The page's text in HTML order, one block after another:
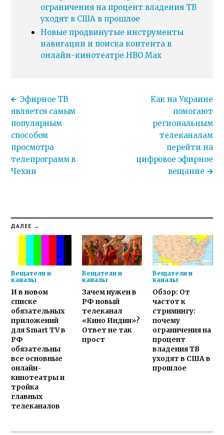
ограничения на процент владения ТВ
уходят в США в прошлое
Новые продвинутые инструменты
навигации и поиска контента в
онлайн-кинотеатре HBO Max
Эфирное ТВ
является самым
популярным
способом
просмотра
телепрограмм в
Чехии
Как на Украине
помогают
региональным
телеканалам
перейти на
цифровое эфирное
вещание
ДАЛЕЕ →
Вещатели и
каналы
И в новом
списке
обязательных
приложений
для Smart TV в
РФ
обязательны
все основные
онлайн-
кинотеатры и
тройка
главных
телеканалов
Вещатели и
каналы
Зачем нужен в
РФ новый
телеканал
«Кино Индии»?
Ответ не так
прост
Вещатели и
каналы
Обзор: От
частот к
стримингу:
почему
ограничения на
процент
владения ТВ
уходят в США в
прошлое